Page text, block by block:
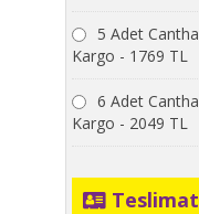
5 Adet
Kargo - 1769 TL
6 Adet
Kargo - 2049 TL